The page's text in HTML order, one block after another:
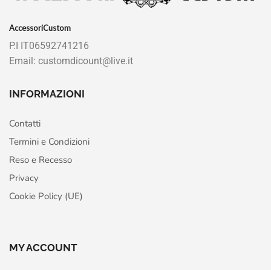
AccessoriCustom
P.I IT06592741216
Email: customdicount@live.it
INFORMAZIONI
Contatti
Termini e Condizioni
Reso e Recesso
Privacy
Cookie Policy (UE)
MY ACCOUNT